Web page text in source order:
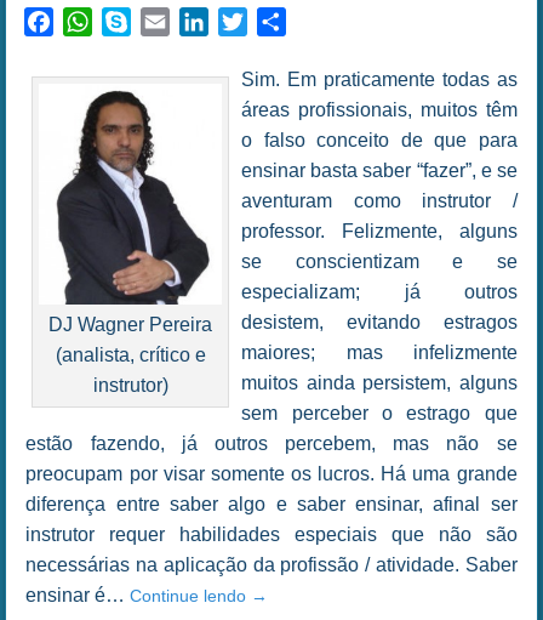
FacebookWhatsApp
Skype Email LinkedInTwitter
DJ Wagner Pereira
(analista, crítico e
instrutor)
Sim. Em praticamente todas as
áreas profissionais, muitos têm
o falso conceito de que para
ensinar basta saber “fazer”, e se
aventuram como instrutor /
professor. Felizmente, alguns
se conscientizam e se
especializam; já outros
desistem, evitando estragos
maiores; mas infelizmente
muitos ainda persistem, alguns
sem perceber o estrago que
estão fazendo, já outros percebem, mas não se
preocupam por visar somente os lucros. Há uma grande
diferença entre saber algo e saber ensinar, afinal ser
instrutor requer habilidades especiais que não são
necessárias na aplicação da profissão / atividade. Saber
ensinar é…Continue lendo →